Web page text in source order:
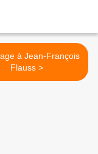
à Jean-François
Flauss >